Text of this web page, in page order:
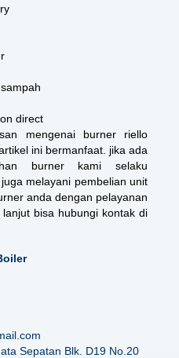
direct
mengenai burner riello
ini bermanfaat. jika ada
burner kami selaku
melayani pembelian unit
anda dengan pelayanan
bisa hubungi kontak di
Sepatan Blk. D19 No.20